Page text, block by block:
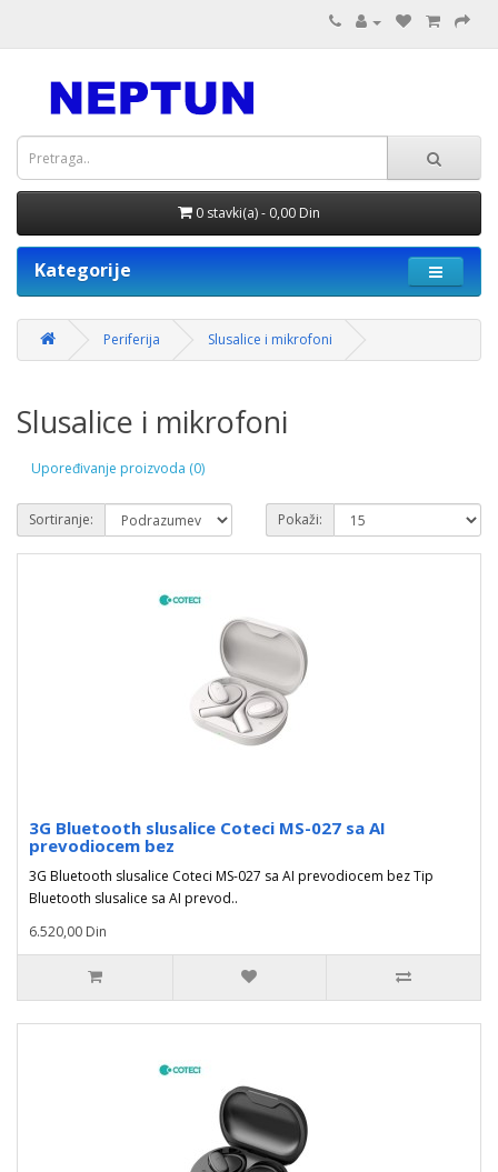
0 stavki(a) - 0,00 Din
Kategorije
Periferija Slusalice i mikrofoni
Slusalice i mikrofoni
Upoređivanje proizvoda (0)
Sortiranje: Pokaži:
3G Bluetooth slusalice Coteci MS-027 sa AI
prevodiocem bez
3G Bluetooth slusalice Coteci MS-027 sa AI prevodiocem bez Tip
Bluetooth slusalice sa AI prevod..
6.520,00 Din